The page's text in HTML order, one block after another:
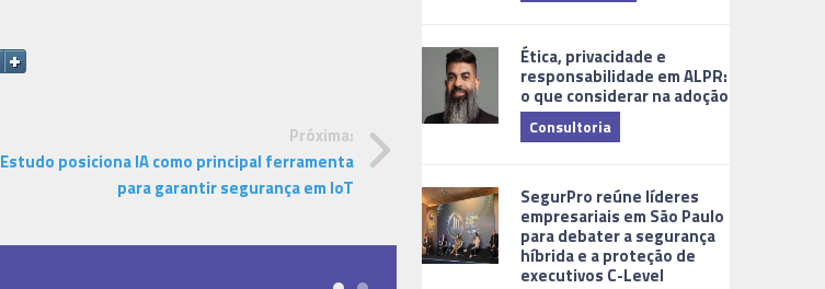
Próxima:
Estudo posiciona IA como principal ferramenta
para garantir segurança em IoT
Ética, privacidade e
responsabilidade em ALPR:
o que considerar na adoção
Consultoria
SegurPro reúne líderes
empresariais em São Paulo
para debater a segurança
híbrida e a proteção de
executivos C-Level